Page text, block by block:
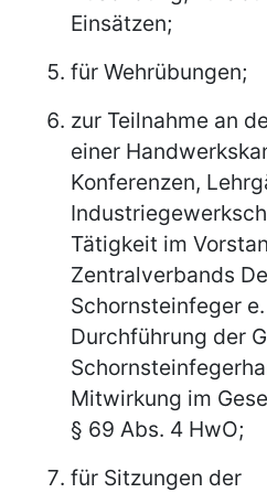
Einsätzen;
für Wehrübungen;
zur Teilnahme an
einer
Konferenzen,
Tätigkeit im
Zentralverbands
Schornsteinfeger
Durchführung der
Mitwirkung im
§ 69 Abs. 4 HwO;
für Sitzungen der